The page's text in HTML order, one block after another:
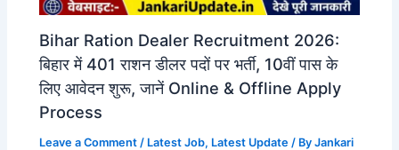
Bihar Ration Dealer Recruitment 2026:
बिहार में 401 राशन डीलर पदों पर भर्ती, 10वीं पास के
लिए आवेदन शुरू, जानें Online & Offline Apply
Process
Leave a Comment / Latest Job, Latest Update / ByJankari